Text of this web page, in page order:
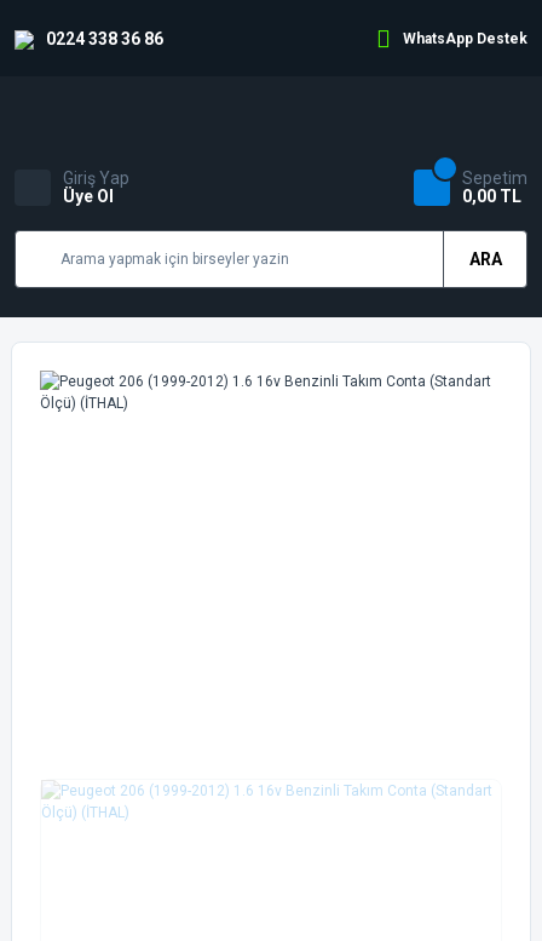
0224 338 36 86 WhatsApp Destek
ARA
Giriş Yap
Üye Ol
Sepetim
0,00 TL